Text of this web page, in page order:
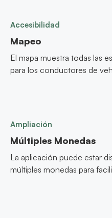
Accesibilidad
Mapeo
El mapa muestra todas las
para los conductores de
Ampliación
Múltiples Monedas
La aplicación puede estar
múltiples monedas para